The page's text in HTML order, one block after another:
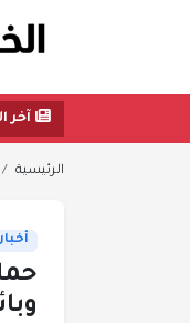
آخر
الرئيسية